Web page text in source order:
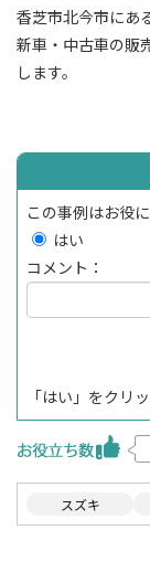
香芝市北今市にあ
新車・中古車の販
します。
この事例はお役
はい
コメント：
「はい」をクリ
スズキ